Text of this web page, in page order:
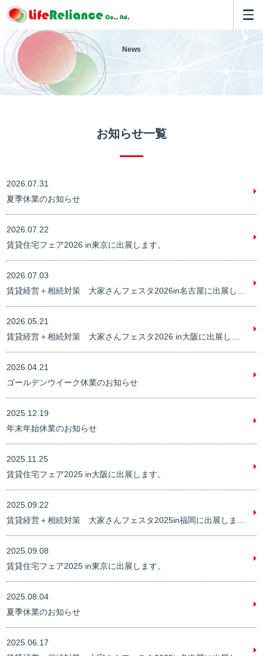
News
お知らせ一覧
2026.07.31
夏季休業のお知らせ
2026.07.22
賃貸住宅フェア2026 in東京に出展します。
2026.07.03
2026.05.21
2026.04.21
ゴールデンウイーク休業のお知らせ
2025.12.19
年末年始休業のお知らせ
2025.11.25
賃貸住宅フェア2025 in大阪に出展します。
2025.09.22
2025.09.08
賃貸住宅フェア2025 in東京に出展します。
2025.08.04
夏季休業のお知らせ
2025.06.17